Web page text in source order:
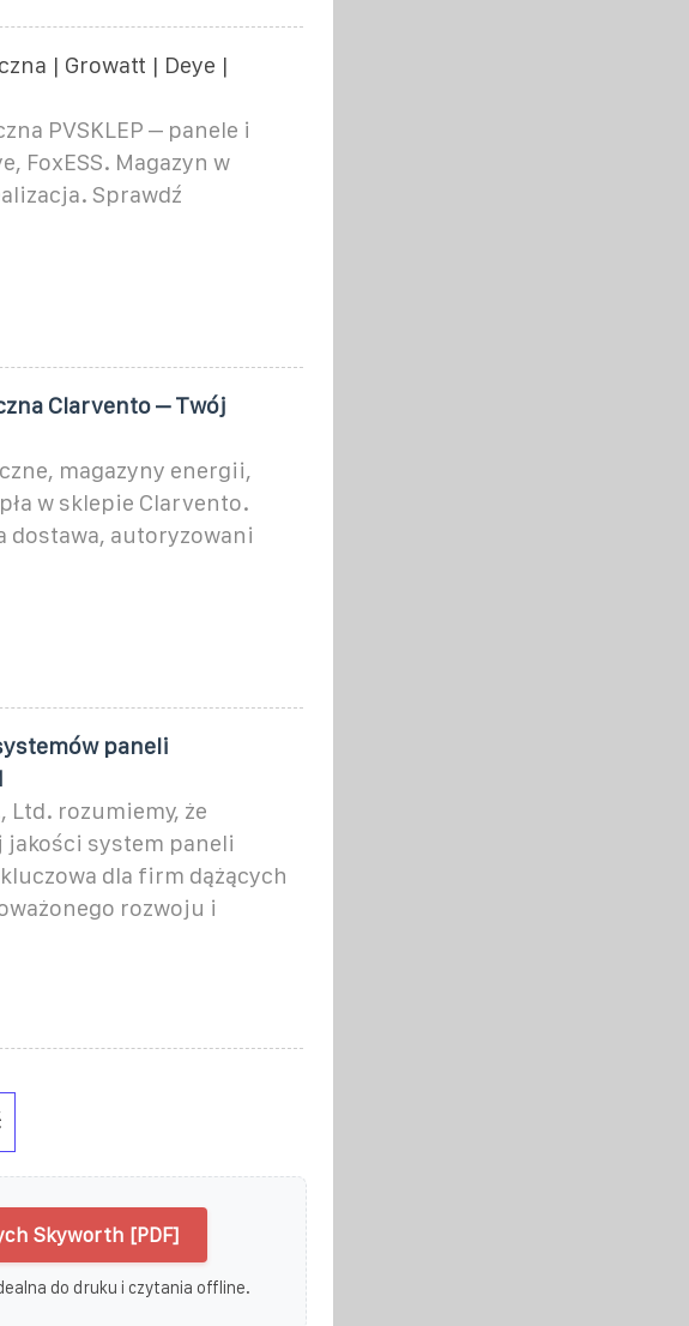
| Growatt | Deye |
PVSKLEP – panele i
FoxESS. Magazyn w
Sprawdź
Clarvento – Twój
magazyny energii,
w sklepie Clarvento.
dostawa, autoryzowani
paneli
Ltd. rozumiemy, że
system paneli
dla firm dążących
rozwoju i
Skyworth [PDF]
do druku i czytania offline.